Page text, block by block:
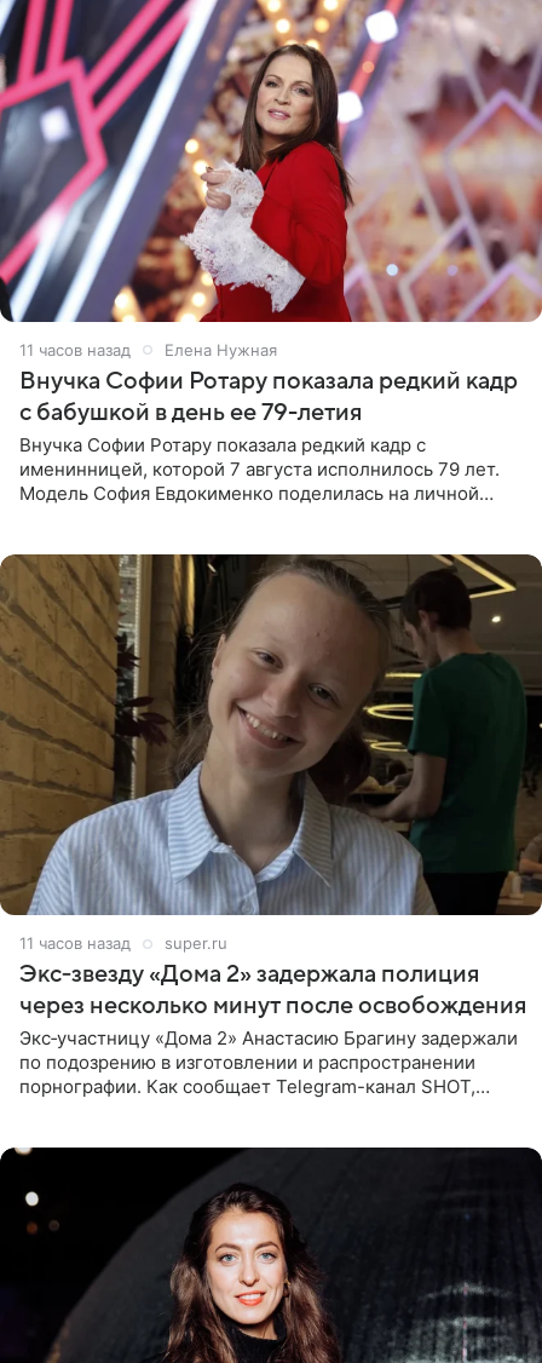
11 часов назад Елена Нужная
Внучка Софии Ротару показала редкий кадр
с бабушкой в день ее 79-летия
Внучка Софии Ротару показала редкий кадр с
именинницей, которой 7 августа исполнилось 79 лет.
Модель София Евдокименко поделилась на личной
11 часов назад super.ru
Экс‑звезду «Дома 2» задержала полиция
через несколько минут после освобождения
Экс‑участницу «Дома 2» Анастасию Брагину задержали
по подозрению в изготовлении и распространении
порнографии. Как сообщает Telegram-канал SHOT,